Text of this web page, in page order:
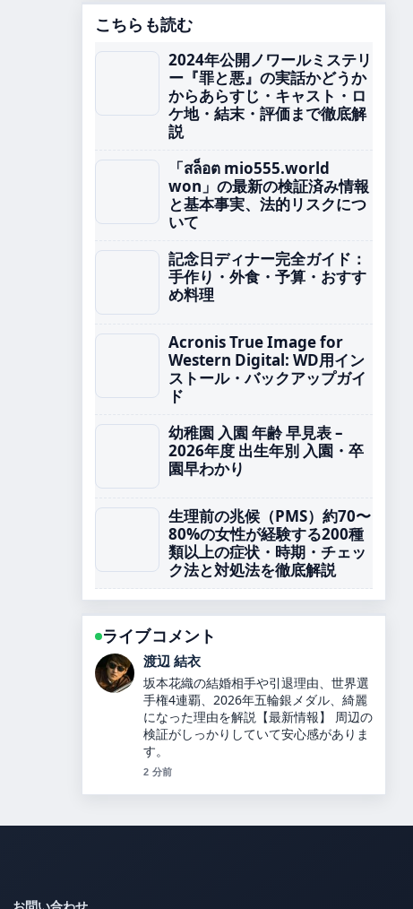
こちらも読む
2024年公開ノワールミステリ
ー『罪と悪』の実話かどうか
からあらすじ・キャスト・ロ
ケ地・結末・評価まで徹底解
説
「สล็อต mio555.world
won」の最新の検証済み情報
と基本事実、法的リスクにつ
いて
記念日ディナー完全ガイド：
手作り・外食・予算・おすす
め料理
Acronis True Image for
Western Digital: WD用イン
ストール・バックアップガイ
ド
幼稚園 入園 年齢 早見表 –
2026年度 出生年別 入園・卒
園早わかり
生理前の兆候（PMS）約70〜
80%の女性が経験する200種
類以上の症状・時期・チェッ
ク法と対処法を徹底解説
ライブコメント
小林 大智
カズレーザーと二階堂ふみが結婚！9年
の交際を経て別居婚を選択、馴れ初めや
最新情報を詳しく解説します！ の整理が
とても分かりやすいです。今日の中でも
特に読みやすいです。
4 分前